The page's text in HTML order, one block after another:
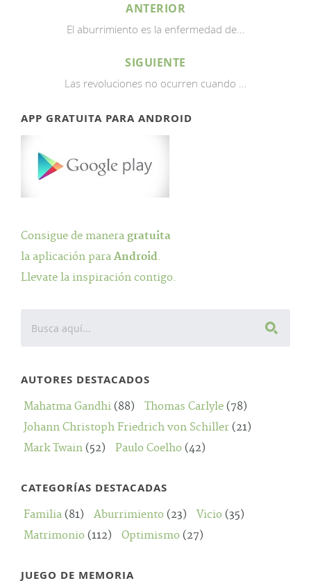
ANTERIOR
El aburrimiento es la enfermedad de...
SIGUIENTE
Las revoluciones no ocurren cuando ...
APP GRATUITA PARA ANDROID
Consigue de manera gratuita
la aplicación para Android.
Llevate la inspiración contigo.
AUTORES DESTACADOS
Mahatma Gandhi (88) Thomas Carlyle (78)
Johann Christoph Friedrich von Schiller (21)
Mark Twain (52) Paulo Coelho (42)
CATEGORÍAS DESTACADAS
Familia (81) Aburrimiento (23) Vicio (35)
Matrimonio (112) Optimismo (27)
JUEGO DE MEMORIA